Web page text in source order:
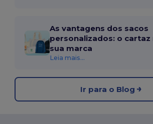
As vantagens dos sacos
personalizados: o cartaz
sua marca
Leia mais...
Ir para o Blog